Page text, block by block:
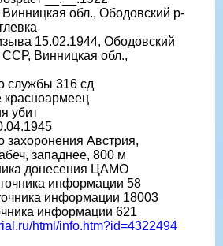
обл., Ободовский р-
15.02.1944, Ободовский
ССР, Винницкая обл.,
службы 316 сд
красноармеец
убит
захоронения Австрия,
западнее, 800 м
донесения ЦАМО
информации 58
информации 18003
информации 621
html/info.htm?id=4322494